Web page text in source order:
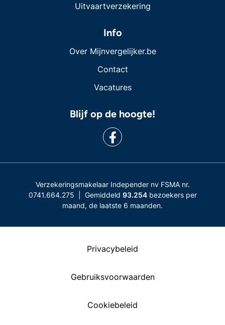
Uitvaartverzekering
Info
Over Mijnvergelijker.be
Contact
Vacatures
Blijf op de hoogte!
Verzekeringsmakelaar Independer nv FSMA nr.
0741.664.275 | Gemiddeld 93.254bezoekers per
maand, de laatste 6 maanden.
Privacybeleid
Gebruiksvoorwaarden
Cookiebeleid